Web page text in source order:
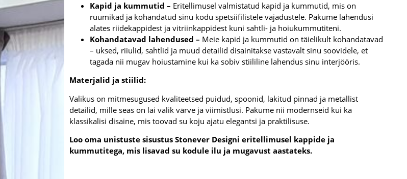
Kapid ja kummutid – Eritellimusel valmistatud kapid ja kummutid, mis on
ruumikad ja kohandatud sinu kodu spetsiifilistele vajadustele. Pakume lahendusi
alates riidekappidest ja vitriinkappidest kuni sahtli- ja hoiukummutiteni.
Kohandatavad lahendused – Meie kapid ja kummutid on täielikult kohandatavad
– uksed, riiulid, sahtlid ja muud detailid disainitakse vastavalt sinu soovidele, et
tagada nii mugav hoiustamine kui ka sobiv stiililine lahendus sinu interjööris.
Materjalid ja stiilid:
Valikus on mitmesugused kvaliteetsed puidud, spoonid, lakitud pinnad ja metallist
detailid, mille seas on lai valik värve ja viimistlusi. Pakume nii modernseid kui ka
klassikalisi disaine, mis toovad su koju ajatu elegantsi ja praktilisuse.
Loo oma unistuste sisustus Stonever Designi eritellimusel kappide ja
kummutitega, mis lisavad su kodule ilu ja mugavust aastateks.